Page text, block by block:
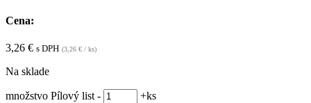
Cena:
3,26 € s DPH (3,26 € / ks)
Na sklade
množstvo Pílový list - +ks